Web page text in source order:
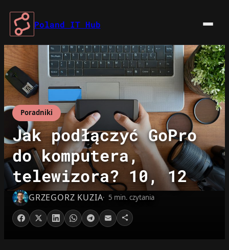
Przejdź
treści
Poland IT Hub
Poradniki
Jak podłączyć GoPro
do komputera,
telewizora? 10, 12
GRZEGORZ KUZIA 5 min. czytania